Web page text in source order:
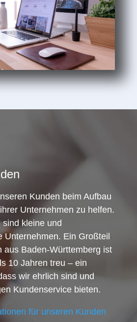
Kunden beim Aufbau
Unternehmen zu helfen.
kleine und
Unternehmen. Ein Großteil
aus Baden-Württemberg ist
10 Jahren treu – ein
wir ehrlich sind und
Kundenservice bieten.
für unseren Kunden